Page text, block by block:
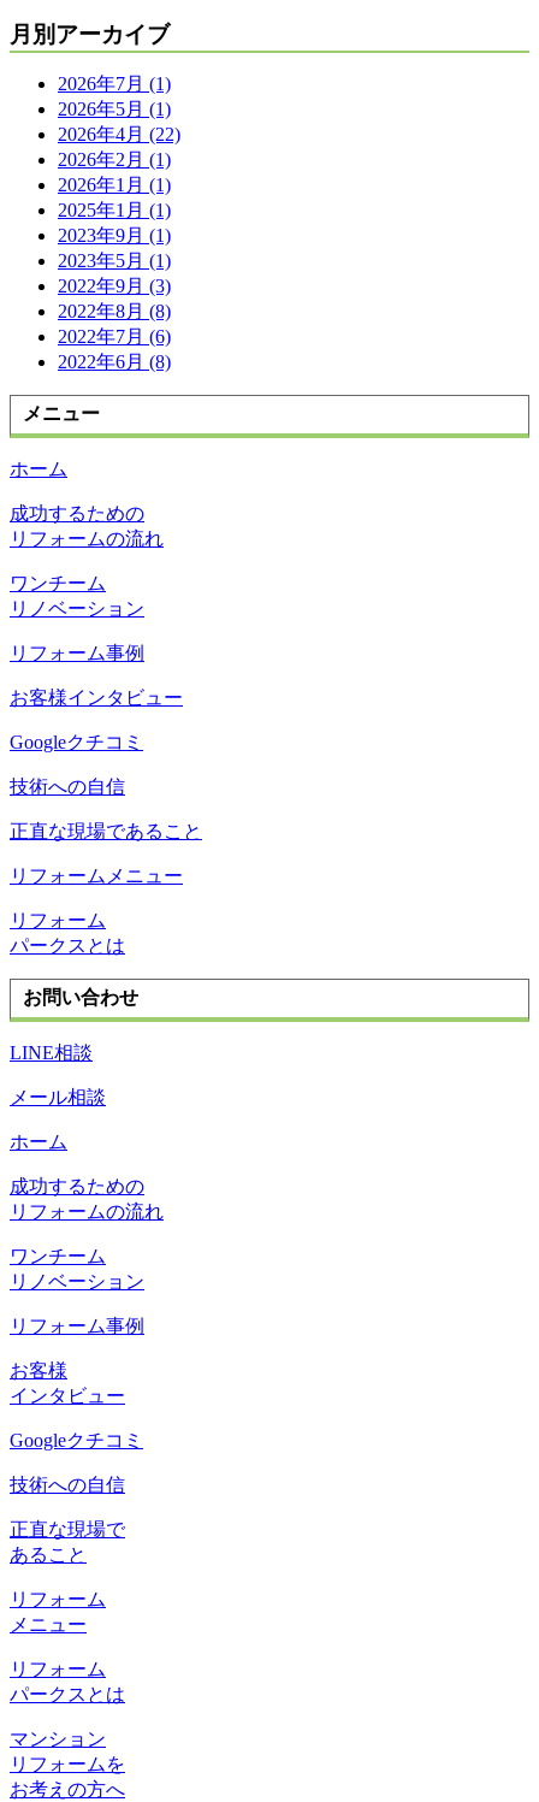
月別アーカイブ
2026年7月 (1)
2026年5月 (1)
2026年4月 (22)
2026年2月 (1)
2026年1月 (1)
2025年1月 (1)
2023年9月 (1)
2023年5月 (1)
2022年9月 (3)
2022年8月 (8)
2022年7月 (6)
2022年6月 (8)
メニュー
ホーム
成功するための
リフォームの流れ
ワンチーム
リノベーション
リフォーム事例
お客様インタビュー
Googleクチコミ
技術への自信
正直な現場であること
リフォームメニュー
リフォーム
パークスとは
お問い合わせ
LINE相談
メール相談
ホーム
成功するための
リフォームの流れ
ワンチーム
リノベーション
リフォーム事例
お客様
インタビュー
Googleクチコミ
技術への自信
正直な現場で
あること
リフォーム
メニュー
リフォーム
パークスとは
マンション
リフォームを
お考えの方へ